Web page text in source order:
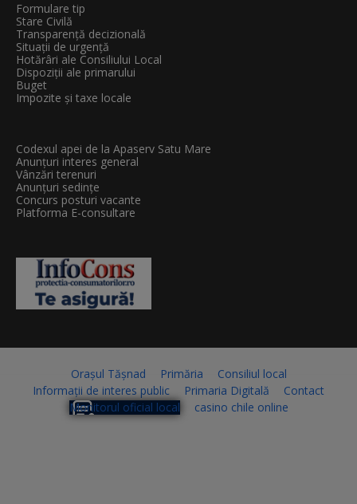
Formulare tip
Stare Civilă
Transparenţă decizională
Situații de urgență
Hotărâri ale Consiliului Local
Dispoziții ale primarului
Buget
Impozite și taxe locale
Codexul apei de la Apaserv Satu Mare
Anunțuri interes general
Vânzări terenuri
Anunțuri sedințe
Concurs posturi vacante
Platforma E-consultare
Orașul Tășnad Primăria
Consiliul local
Informații de interes public
Primaria Digitală
Contact
Monitorul oficial local
casino chile online